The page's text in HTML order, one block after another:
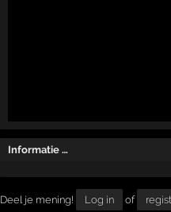
Informatie …
Deel je mening! Log in of